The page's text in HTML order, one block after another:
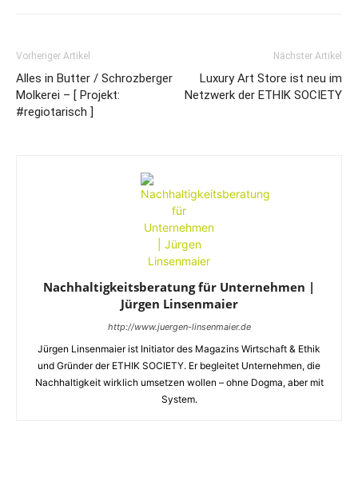
Vorheriger Artikel
Alles in Butter / Schrozberger
Molkerei – [ Projekt:
#regiotarisch ]
Nächster Artikel
Luxury Art Store ist neu im
Netzwerk der ETHIK SOCIETY
Nachhaltigkeitsberatung für Unternehmen |
Jürgen Linsenmaier
http://www.juergen-linsenmaier.de
Jürgen Linsenmaier ist Initiator des Magazins Wirtschaft & Ethik
und Gründer der ETHIK SOCIETY. Er begleitet Unternehmen, die
Nachhaltigkeit wirklich umsetzen wollen – ohne Dogma, aber mit
System.